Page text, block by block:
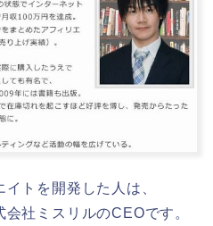
トを開発した人は、
社ミスリルのCEOです。